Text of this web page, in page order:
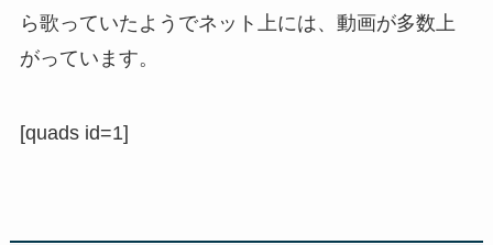
ら歌っていたようでネット上には、動画が多数上
がっています。
[quads id=1]